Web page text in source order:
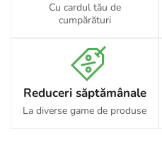
Cu cardul tău de
cumpărături
Reduceri săptămânale
La diverse game de produse